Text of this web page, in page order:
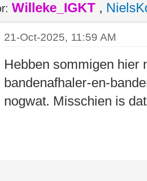
Willeke_IGKT ,
21-Oct-2025, 11:59 AM
Hebben sommigen hier
bandenafhaler-en-
nogwat. Misschien is